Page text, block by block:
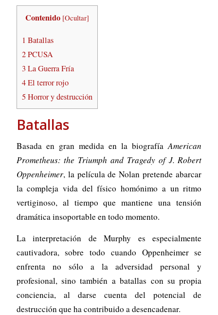
Contenido [Ocultar]
1 Batallas
2PCUSA
3 La Guerra Fría
4El terror rojo
5 Horror y destrucción
Batallas
Basada en gran medida en la biografíaAmerican
Prometheus: the Triumph and Tragedy of J. Robert
Oppenheimer, la película de Nolan pretende abarcar
la compleja vida del físico homónimo a un ritmo
vertiginoso, al tiempo que mantiene una tensión
dramática insoportable en todo momento.
La interpretación de Murphy es especialmente
cautivadora, sobre todo cuando Oppenheimer se
enfrenta no sólo a la adversidad personal y
profesional, sino también a batallas con su propia
conciencia, al darse cuenta del potencial de
destrucción que ha contribuido a desencadenar.